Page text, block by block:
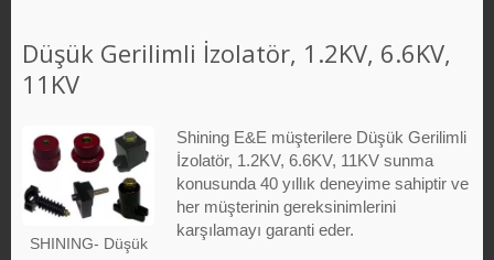
Düşük Gerilimli İzolatör, 1.2KV, 6.6KV,
11KV
SHINING- Düşük
Shining E&E müşterilere Düşük Gerilimli
İzolatör, 1.2KV, 6.6KV, 11KV sunma
konusunda 40 yıllık deneyime sahiptir ve
her müşterinin gereksinimlerini
karşılamayı garanti eder.